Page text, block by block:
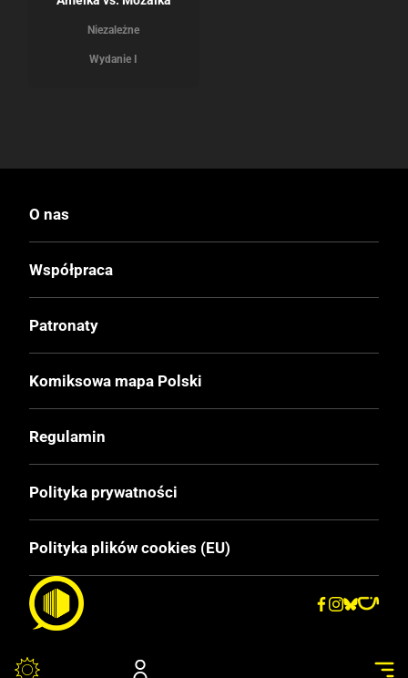
Niezależne
Wydanie I
O nas
Współpraca
Patronaty
Komiksowa mapa Polski
Regulamin
Polityka prywatności
Polityka plików cookies (EU)